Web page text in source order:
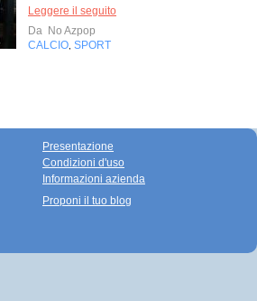
Leggere il seguito
Da No Azpop
CALCIO SPORT
Presentazione
Condizioni d'uso
Informazioni azienda
Proponi il tuo blog